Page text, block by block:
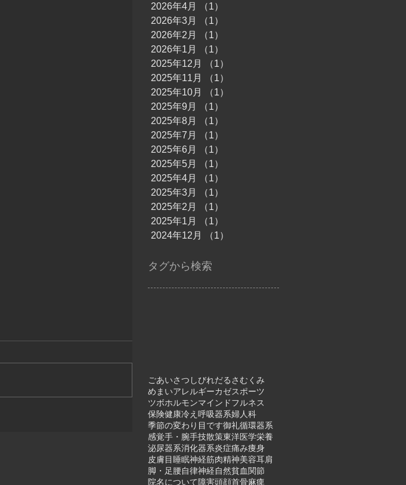
2026年4月
（1）
2026年3月
（1）
2026年2月
（1）
2026年1月
（1）
2025年12月
（1）
2025年11月
（1）
2025年10月
（1）
2025年9月
（1）
2025年8月
（1）
2025年7月
（1）
2025年6月
（1）
2025年5月
（1）
2025年4月
（1）
2025年3月
（1）
2025年2月
（1）
2025年1月
（1）
2024年12月
（1）
タグから検索
ごあいさつ しびれだるさむくみ
めまいアレルギーカゼスポーツ
ツボホルモンマインドフルネス
保険健康冷え 呼吸器系婦人科
季節の変わり目です御礼循環器系
感覚手・腕手技散策東洋医学栄養
泌尿器系消化器系炎症痛み痩身
皮膚目 睡眠神経筋肉精神美容耳肩
脚・足腰自律神経自然貧血関節
院名について障害頭顔首骨麻痺